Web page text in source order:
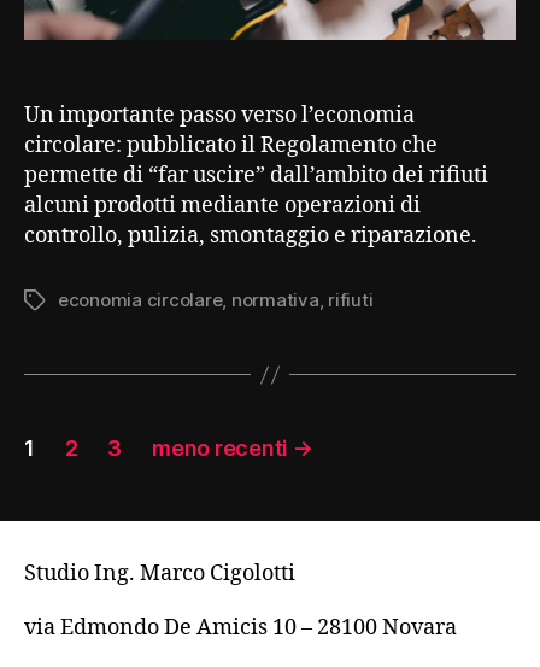
Un importante passo verso l’economia
circolare: pubblicato il Regolamento che
permette di “far uscire” dall’ambito dei rifiuti
alcuni prodotti mediante operazioni di
controllo, pulizia, smontaggio e riparazione.
Tag economia circolare, normativa, rifiuti
Paginazione
articoli
1 2 3 meno recenti →
Studio Ing. Marco Cigolotti
via Edmondo De Amicis 10 – 28100 Novara